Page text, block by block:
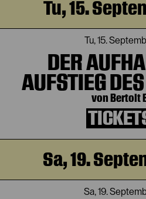
Tu, 15.
Tu, 15.
DER
AUFSTIEG
von Bertolt
Sa, 19.
Sa, 19.